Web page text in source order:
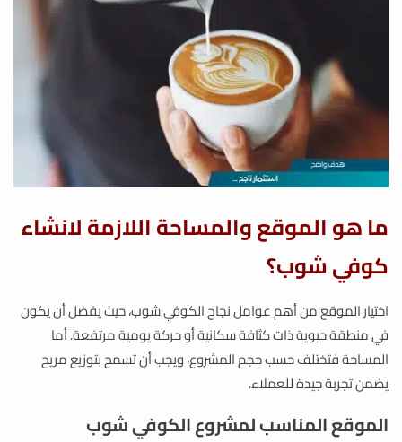
ما هو الموقع والمساحة اللازمة لانشاء
كوفي شوب؟
اختيار الموقع من أهم عوامل نجاح الكوفي شوب، حيث يفضل أن يكون
في منطقة حيوية ذات كثافة سكانية أو حركة يومية مرتفعة. أما
المساحة فتختلف حسب حجم المشروع، ويجب أن تسمح بتوزيع مريح
يضمن تجربة جيدة للعملاء.
الموقع المناسب لمشروع الكوفي شوب